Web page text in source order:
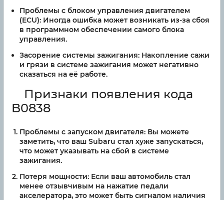
Проблемы с блоком управления двигателем
(ECU): Иногда ошибка может возникать из-за сбоя
в программном обеспечении самого блока
управления.
Засорение системы зажигания: Накопление сажи
и грязи в системе зажигания может негативно
сказаться на её работе.
Признаки появления кода
B0838
Проблемы с запуском двигателя: Вы можете
заметить, что ваш Subaru стал хуже запускаться,
что может указывать на сбой в системе
зажигания.
Потеря мощности: Если ваш автомобиль стал
менее отзывчивым на нажатие педали
акселератора, это может быть сигналом наличия